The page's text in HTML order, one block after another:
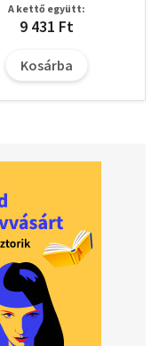
A kettő együtt:
9 431 Ft
Kosárba